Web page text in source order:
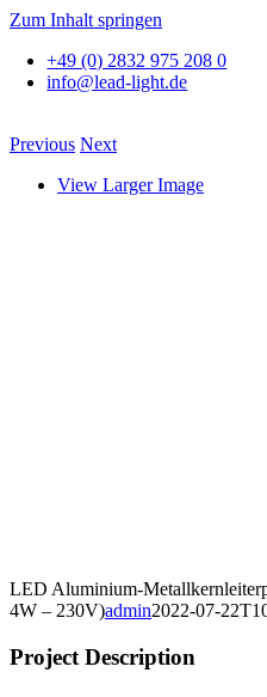
Zum Inhalt springen
+49 (0) 2832 975 208 0
info@lead-light.de
Previous Next
View Larger Image
LED Aluminium-
4W – 230V)admin2022-07-
Project Description